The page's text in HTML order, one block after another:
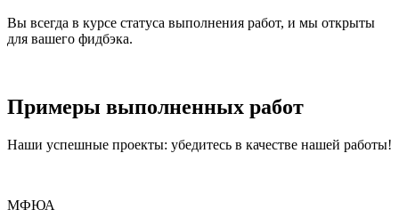
Вы всегда в курсе статуса выполнения работ, и мы открыты
для вашего фидбэка.
Примеры выполненных работ
Наши успешные проекты: убедитесь в качестве нашей работы!
МФЮА